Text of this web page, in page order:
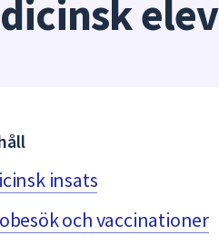
kommer
fältet.
Använd
piltangenterna
för
att
insats
och vaccinationer